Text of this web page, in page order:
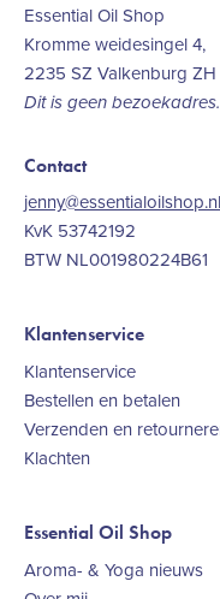
Essential Oil Shop
Kromme weidesingel 4,
2235 SZ Valkenburg ZH
Dit is geen bezoekadres.
Contact
jenny@essentialoilshop.nl
KvK 53742192
BTW NL001980224B61
Klantenservice
Klantenservice
Bestellen en betalen
Verzenden en
Klachten
Essential Oil Shop
Aroma- & Yoga nieuws